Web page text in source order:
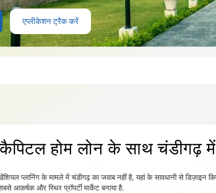
एप्लीकेशन ट्रैक करें
होम लोनके साथ चंडीगढ़
प्लानिंग के मामले में चंडीगढ़ का जवाब नहीं है, यहां के सावधानी से
आकर्षक और स्थिर प्रॉपर्टी मार्केट बनाया है.